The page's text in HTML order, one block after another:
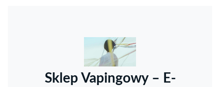
Sklep Vapingowy – E-